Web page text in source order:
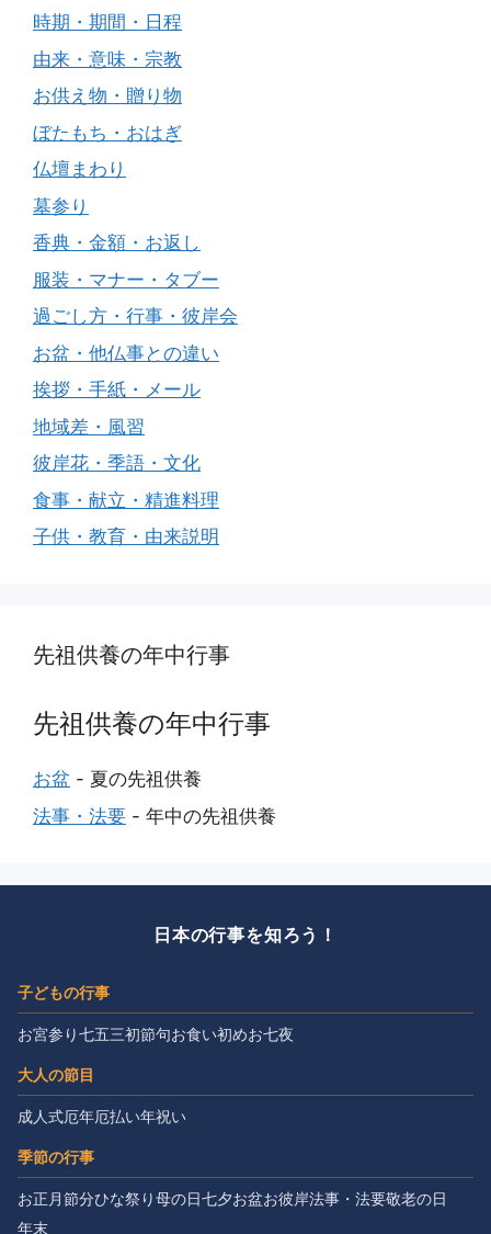
時期・期間・日程
由来・意味・宗教
お供え物・贈り物
ぼたもち・おはぎ
仏壇まわり
墓参り
香典・金額・お返し
服装・マナー・タブー
過ごし方・行事・彼岸会
お盆・他仏事との違い
挨拶・手紙・メール
地域差・風習
彼岸花・季語・文化
食事・献立・精進料理
子供・教育・由来説明
先祖供養の年中行事
先祖供養の年中行事
お盆 - 夏の先祖供養
法事・法要 - 年中の先祖供養
日本の行事を知ろう！
子どもの行事
お宮参り七五三初節句お食い初めお七夜
大人の節目
成人式厄年厄払い年祝い
季節の行事
お正月節分ひな祭り母の日七夕お盆お彼岸法事・法要敬老の日
年末